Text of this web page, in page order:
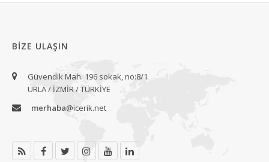
BIZE ULAŞIN
Güvendik Mah. 196 sokak, no:8/1
URLA / İZMİR / TÜRKİYE
merhaba@icerik.net